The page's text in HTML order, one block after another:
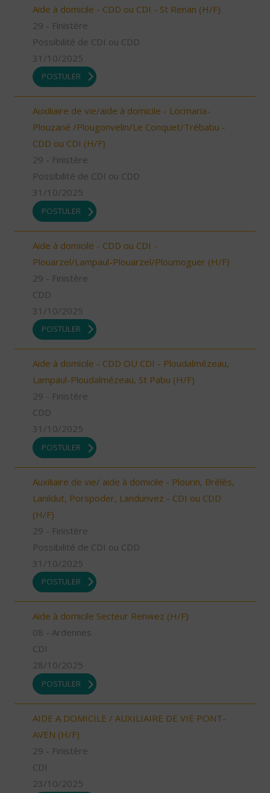
Aide à domicile - CDD ou CDI - St Renan (H/F)
29 - Finistère
Possibilité de CDI ou CDD
31/10/2025
POSTULER
Auxiliaire de vie/aide à domicile - Locmaria-
Plouzané /Plougonvelin/Le Conquet/Trébabu -
CDD ou CDI (H/F)
29 - Finistère
Possibilité de CDI ou CDD
31/10/2025
POSTULER
Aide à domicile - CDD ou CDI -
Plouarzel/Lampaul-Plouarzel/Ploumoguer (H/F)
29 - Finistère
CDD
31/10/2025
POSTULER
Aide à domicile - CDD OU CDI - Ploudalmézeau,
Lampaul-Ploudalmézeau, St Pabu (H/F)
29 - Finistère
CDD
31/10/2025
POSTULER
Auxiliaire de vie/ aide à domicile - Plourin, Brélès,
Lanildut, Porspoder, Landunvez - CDI ou CDD
(H/F)
29 - Finistère
Possibilité de CDI ou CDD
31/10/2025
POSTULER
Aide à domicile Secteur Renwez (H/F)
08 - Ardennes
CDI
28/10/2025
POSTULER
AIDE A DOMICILE / AUXILIAIRE DE VIE PONT-
AVEN (H/F)
29 - Finistère
CDI
23/10/2025